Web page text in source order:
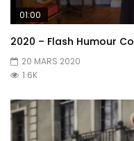
01:00
2020 – Flash Humour
20 MARS 2020
1.6K